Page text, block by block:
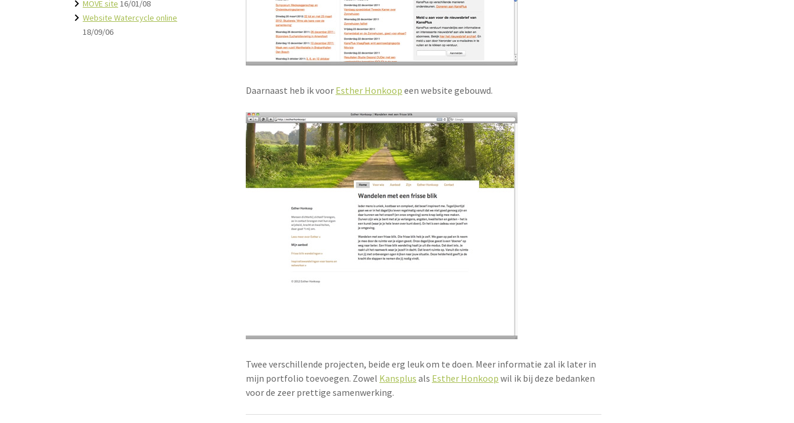
Daarnaast heb ik voorEsther Honkoopeen website gebouwd.
Twee verschillende projecten, beide erg leuk om te doen. Meer informatie zal ik later in
mijn portfolio toevoegen. Zowel Kansplusals Esther Honkoopwil ik bij deze bedanken
voor de zeer prettige samenwerking.
MOVE site 16/01/08
Website Watercycle online
18/09/06